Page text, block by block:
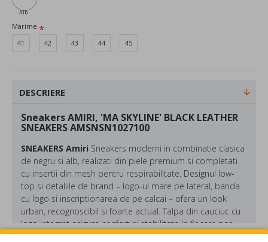
Alb
Marime
41
42 43 44 45
DESCRIERE
Sneakers AMIRI, 'MA SKYLINE' BLACK LEATHER
SNEAKERS AMSNSN1027100
SNEAKERS Amiri Sneakers moderni in combinatie clasica
de negru si alb, realizati din piele premium si completati
cu insertii din mesh pentru respirabilitate. Designul low-
top si detaliile de brand – logo-ul mare pe lateral, banda
cu logo si inscriptionarea de pe calcai – ofera un look
urban, recognoscibil si foarte actual. Talpa din cauciuc cu
logo integrat asigura confort si stabilitate la fiecare pas.